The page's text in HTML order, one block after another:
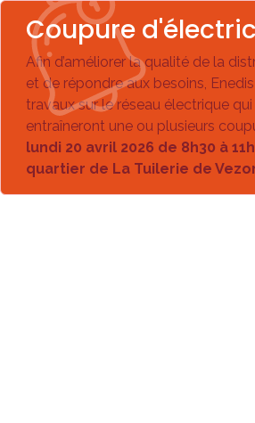
Coupure
Afin d’améliorer la qualité de la
et de répondre aux besoins,
travaux sur le réseau électrique
entraîneront une ou plusieurs
lundi 20 avril 2026 de 8h30 à
quartier de La Tuilerie de